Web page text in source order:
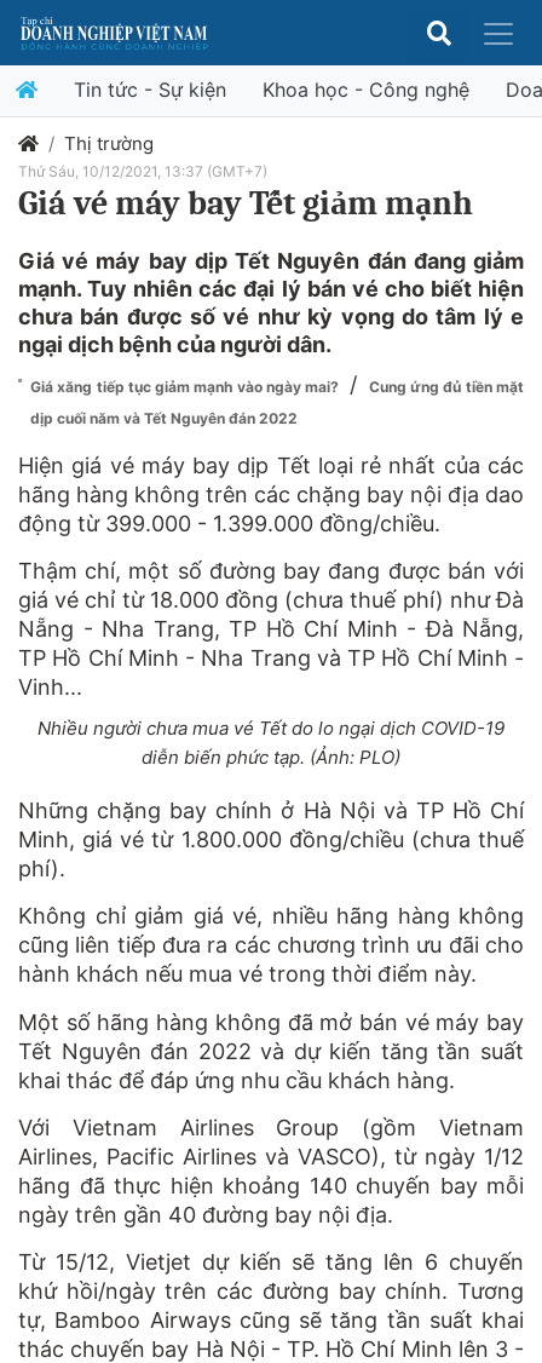
Tin tức - Sự kiện Khoa học - Công nghệ
Thị trường
Thứ Sáu, 10/12/2021, 13:37 (GMT+7)
Giá vé máy bay Tết giảm mạnh
Giá vé máy bay dịp Tết Nguyên đán đang giảm
mạnh. Tuy nhiên các đại lý bán vé cho biết hiện
chưa bán được số vé như kỳ vọng do tâm lý e
ngại dịch bệnh của người dân.
Giá xăng tiếp tục giảm mạnh vào ngày mai? /
Cung ứng đủ tiền mặt
dịp cuối năm và Tết Nguyên đán 2022
Hiện giá vé máy bay dịp Tết loại rẻ nhất của các
hãng hàng không trên các chặng bay nội địa dao
động từ 399.000 - 1.399.000 đồng/chiều.
Thậm chí, một số đường bay đang được bán với
giá vé chỉ từ 18.000 đồng (chưa thuế phí) như Đà
Nẵng - Nha Trang, TP Hồ Chí Minh - Đà Nẵng,
TP Hồ Chí Minh - Nha Trang và TP Hồ Chí Minh -
Vinh...
Nhiều người chưa mua vé Tết do lo ngại dịch COVID-19
diễn biến phức tạp. (Ảnh: PLO)
Những chặng bay chính ở Hà Nội và TP Hồ Chí
Minh, giá vé từ 1.800.000 đồng/chiều (chưa thuế
phí).
Không chỉ giảm giá vé, nhiều hãng hàng không
cũng liên tiếp đưa ra các chương trình ưu đãi cho
hành khách nếu mua vé trong thời điểm này.
Một số hãng hàng không đã mở bán vé máy bay
Tết Nguyên đán 2022 và dự kiến tăng tần suất
khai thác để đáp ứng nhu cầu khách hàng.
Với Vietnam Airlines Group (gồm Vietnam
Airlines, Pacific Airlines và VASCO), từ ngày 1/12
hãng đã thực hiện khoảng 140 chuyến bay mỗi
ngày trên gần 40 đường bay nội địa.
Từ 15/12, Vietjet dự kiến sẽ tăng lên 6 chuyến
khứ hồi/ngày trên các đường bay chính. Tương
tự, Bamboo Airways cũng sẽ tăng tần suất khai
thác chuyến bay Hà Nội - TP. Hồ Chí Minh lên 3 -